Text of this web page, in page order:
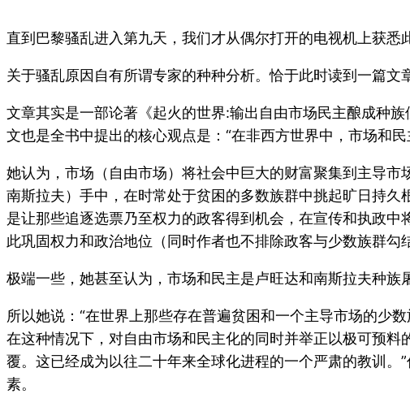
直到巴黎骚乱进入第九天，我们才从偶尔打开的电视机上获
关于骚乱原因自有所谓专家的种种分析。恰于此时读到一篇文
文章其实是一部论著《起火的世界:输出自由市场民主酿成种
文也是全书中提出的核心观点是：“在非西方世界中，市场和
她认为，市场（自由市场）将社会中巨大的财富聚集到主导
南斯拉夫）手中，在时常处于贫困的多数族群中挑起旷日持
是让那些追逐选票乃至权力的政客得到机会，在宣传和执政
此巩固权力和政治地位（同时作者也不排除政客与少数族群勾
极端一些，她甚至认为，市场和民主是卢旺达和南斯拉夫种族
所以她说：“在世界上那些存在普遍贫困和一个主导市场的少
在这种情况下，对自由市场和民主化的同时并举正以极可预
覆。这已经成为以往二十年来全球化进程的一个严肃的教训。
素。